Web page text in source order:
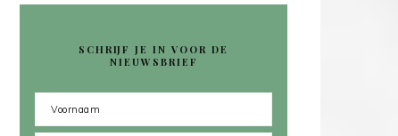
SCHRIJF JE IN VOOR DE
NIEUWSBRIEF